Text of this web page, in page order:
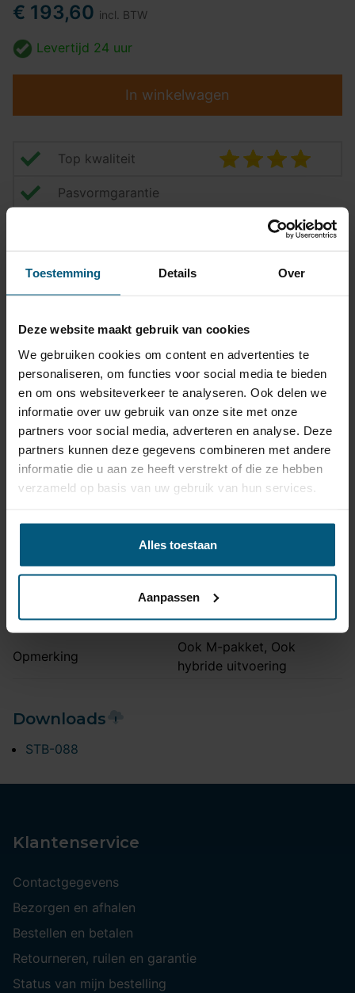
Toestemming Details Over
Deze website maakt gebruik van cookies
We gebruiken cookies om content en advertenties te
personaliseren, om functies voor social media te bieden
en om ons websiteverkeer te analyseren. Ook delen we
informatie over uw gebruik van onze site met onze
partners voor social media, adverteren en analyse. Deze
partners kunnen deze gegevens combineren met andere
informatie die u aan ze heeft verstrekt of die ze hebben
verzameld op basis van uw gebruik van hun services.
Alles toestaan
Aanpassen
€ 193,60 incl. BTW
Levertijd 24 uur
In winkelwagen
Top kwaliteit
Pasvormgarantie
Klantbeoordeling
Trekhaak specificatie
Artikelnummer
STB-088
Trekhaak systeem
Vast
Uitvoering
Kogel is bevestigd met
twee bouten.
Maximaal trekgewicht
3500 kg
Ja
Bumperuitsnede
Nee
1 uur 30 minuten
Ook voor fietsendrager
Ja
Opmerking
Ook M-pakket, Ook
hybride uitvoering
Downloads
STB-088
Klantenservice
Contactgegevens
Bezorgen en afhalen
Bestellen en betalen
Retourneren, ruilen en garantie
Status van mijn bestelling